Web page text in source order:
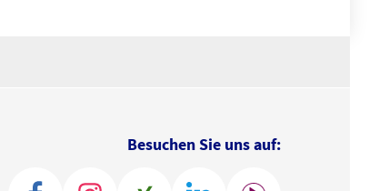
Besuchen Sie uns auf: